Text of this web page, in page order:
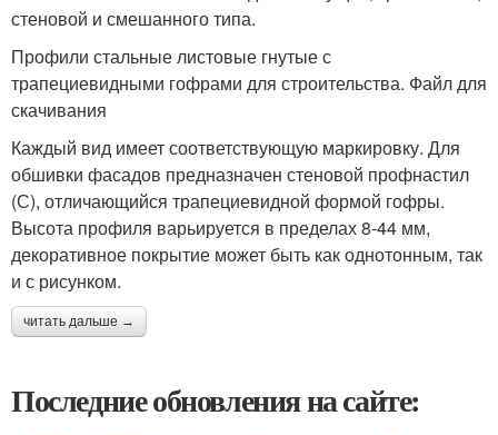
стеновой и смешанного типа.
Профили стальные листовые гнутые с
трапециевидными гофрами для строительства. Файл для
скачивания
Каждый вид имеет соответствующую маркировку. Для
обшивки фасадов предназначен стеновой профнастил
(С), отличающийся трапециевидной формой гофры.
Высота профиля варьируется в пределах 8-44 мм,
декоративное покрытие может быть как однотонным, так
и с рисунком.
читать дальше →
Последние обновления на сайте: